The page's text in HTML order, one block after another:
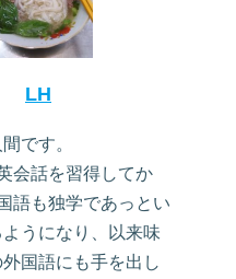
LH
です。
会話を習得してか
語も独学であっとい
うになり、以来味
国語にも手を出し